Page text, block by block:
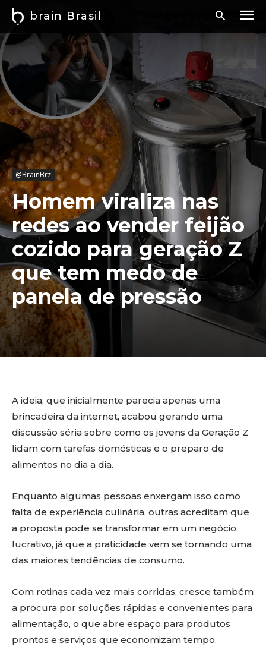
brain Brasil
@BrainBrz
Homem viraliza nas
redes ao vender feijão
cozido para geração Z
que tem medo de
panela de pressão
A ideia, que inicialmente parecia apenas uma
brincadeira da internet, acabou gerando uma
discussão séria sobre como os jovens da Geração Z
lidam com tarefas domésticas e o preparo de
alimentos no dia a dia.
Enquanto algumas pessoas enxergam isso como
falta de experiência culinária, outras acreditam que
a proposta pode se transformar em um negócio
lucrativo, já que a praticidade vem se tornando uma
das maiores tendências de consumo.
Com rotinas cada vez mais corridas, cresce também
a procura por soluções rápidas e convenientes para
alimentação, o que abre espaço para produtos
prontos e serviços que economizam tempo.